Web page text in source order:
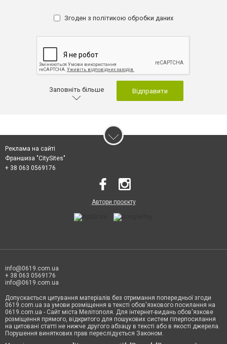
Згоден з політикою обробки даних
Заповніть більше Відправити
Реклама на сайті
Франшиза "CitySites"
+ 38 063 0569176
Автори проєкту
info@0619.com.ua
+ 38 063 0569176
info@0619.com.ua
Допускається цитування матеріалів без отримання попередньої згоди
0619.com.ua за умови розміщення в тексті обов'язкового посилання на
0619.com.ua - Сайт міста Мелітополя. Для інтернет-видань обов'язкове
розміщення прямого, відкритого для пошукових систем гіперпосилання
на цитовані статті не нижче другого абзацу в тексті або в якості джерела.
Порушення виняткових прав переслідується Законом.